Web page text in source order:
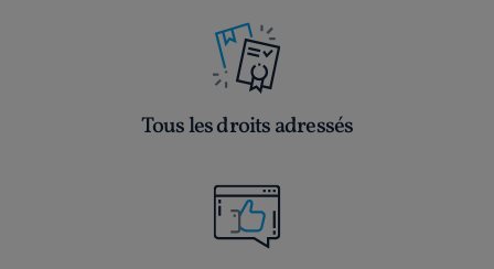
Tous les droits adressés